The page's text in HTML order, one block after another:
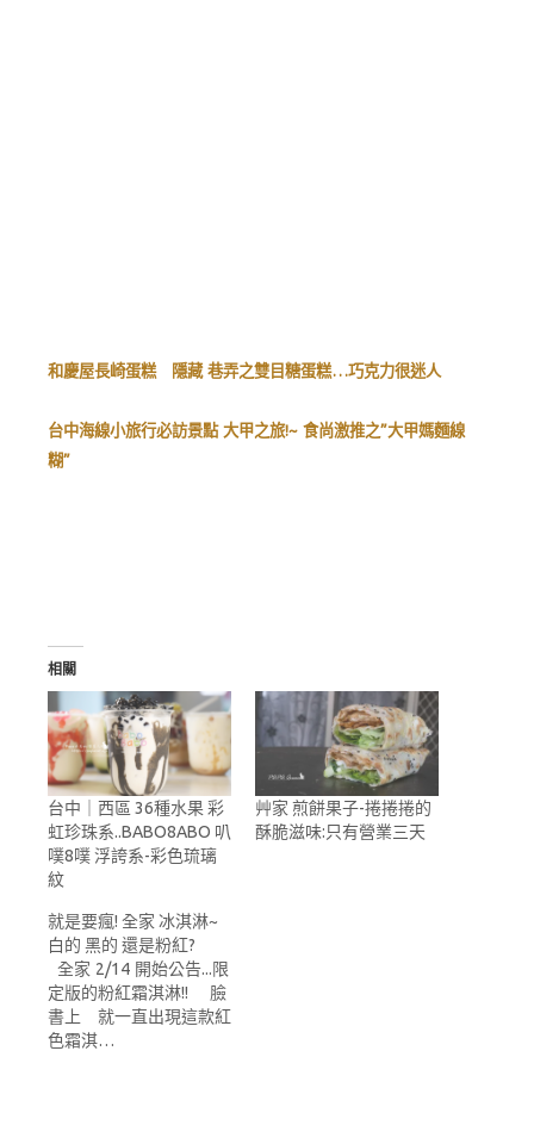
和慶屋長崎蛋糕 隱藏 巷弄之雙目糖蛋糕…巧克力很迷人
台中海線小旅行必訪景點 大甲之旅!~ 食尚激推之”大甲媽麵線
糊”
相關
台中｜西區 36種水果 彩
虹珍珠系..BABO8ABO 叭
噗8噗 浮誇系-彩色琉璃
紋
艸家 煎餅果子-捲捲捲的
酥脆滋味:只有營業三天
就是要瘋! 全家 冰淇淋~
白的 黑的 還是粉紅?
全家 2/14 開始公告...限
定版的粉紅霜淇淋!! 臉
書上 就一直出現這款紅
色霜淇…